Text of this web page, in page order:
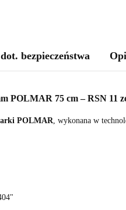
bezpieczeństwa
POLMAR 75 cm – RSN 11
POLMAR , wykonana w